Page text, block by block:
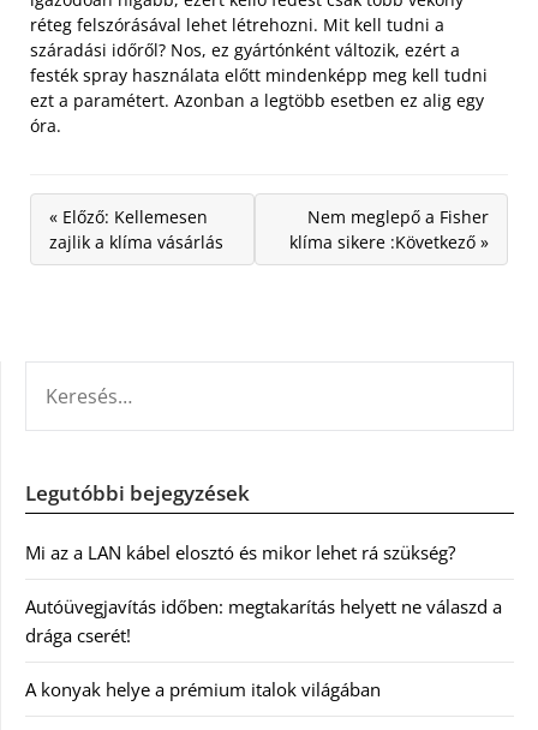
réteg felszórásával lehet létrehozni. Mit kell tudni a
száradási időről? Nos, ez gyártónként változik, ezért a
festék spray használata előtt mindenképp meg kell tudni
ezt a paramétert. Azonban a legtöbb esetben ez alig egy
óra.
« Előző: Kellemesen
zajlik a klíma vásárlás
Nem meglepő a Fisher
klíma sikere :Következő »
Legutóbbi bejegyzések
Mi az a LAN kábel elosztó és mikor lehet rá szükség?
Autóüvegjavítás időben: megtakarítás helyett ne válaszd a
drága cserét!
A konyak helye a prémium italok világában